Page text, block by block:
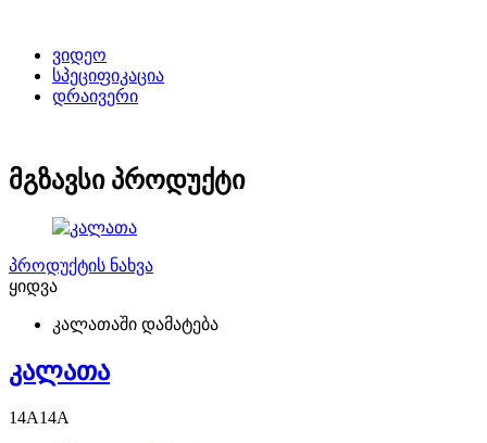
ვიდეო
სპეციფიკაცია
დრაივერი
მგზავსი პროდუქტი
პროდუქტის ნახვა
ყიდვა
კალათაში დამატება
კალათა
14A14A